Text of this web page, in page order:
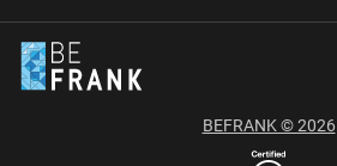
BEFRANK © 2026